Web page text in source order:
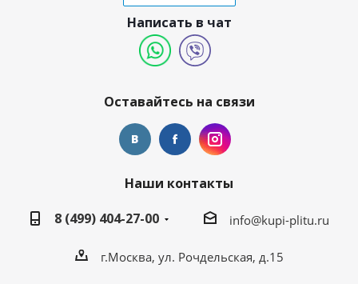
Написать в чат
Оставайтесь на связи
Наши контакты
8 (499) 404-27-00
info@kupi-plitu.ru
г.Москва, ул. Рочдельская, д.15